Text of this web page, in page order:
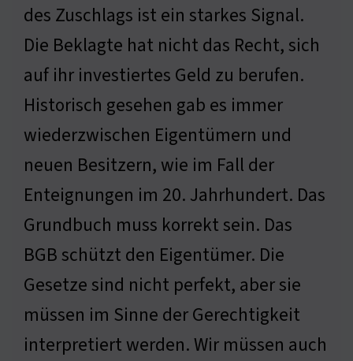
des Zuschlags ist ein starkes Signal.
Die Beklagte hat nicht das Recht, sich
auf ihr investiertes Geld zu berufen.
Historisch gesehen gab es immer
wiederzwischen Eigentümern und
neuen Besitzern, wie im Fall der
Enteignungen im 20. Jahrhundert. Das
Grundbuch muss korrekt sein. Das
BGB schützt den Eigentümer. Die
Gesetze sind nicht perfekt, aber sie
müssen im Sinne der Gerechtigkeit
interpretiert werden. Wir müssen auch